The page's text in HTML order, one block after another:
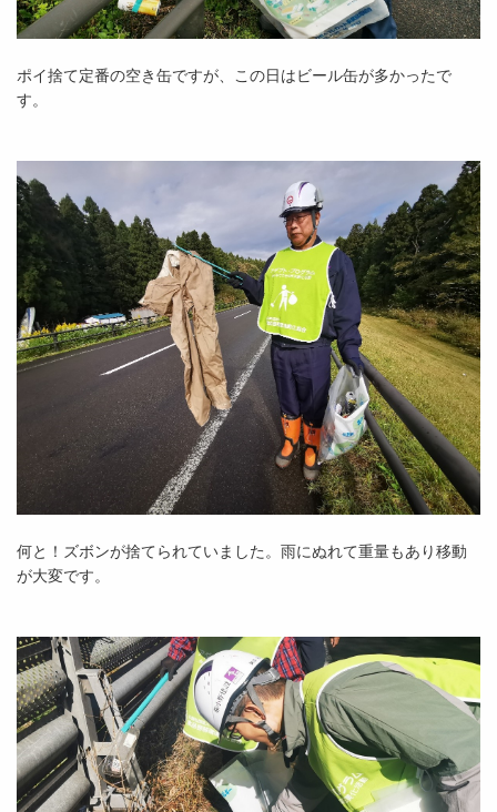
ポイ捨て定番の空き缶ですが、この日はビール缶が多かったで
す。
何と！ズボンが捨てられていました。雨にぬれて重量もあり移動
が大変です。